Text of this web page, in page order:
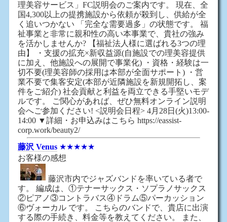
理美容サービス」FC説明会のご案内です。 現在、全
国4,300以上の提携施設から依頼が殺到し、供給が全
く追いつかない 「完全な需要過多」の状態です。 福
祉事業と非常に親和性の高い本事業で、貴社の強み
を活かしませんか? 【福祉法人様に選ばれる3つの理
由】 ・支援の拡充×新収益源(自施設での理美容提供
に加え、他施設への展開で事業化) ・資格・経験は一
切不要(理美容師の採用は本部が全面サポート) ・営
業不要で集客安定(本部が近隣施設を新規開拓し、案
件をご紹介) 社会貢献と利益を両立できる手堅いモデ
ルです。 ご関心があれば、ぜひ無料オンライン説明
会へご参加ください! <説明会日程> 4月28日(火)13:00-
14:00 ▼詳細・お申込みはこちら https://eassist-
corp.work/beauty2/
藤沢 Venus ★★★★★
お客様の感想
藤沢市内でジャズバンドを率いている者で
す。 編成は、①テナーサックス・ソプラノサックス
②ピアノ③コントラバス④ドラム⑤パーカッション
⑥ヴォーカル です。 こちらのバンドで、貴店に出演
する際の手続き、料金等を教えてください。 また、